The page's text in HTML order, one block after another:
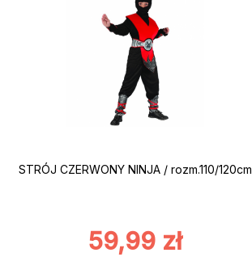
STRÓJ CZERWONY NINJA / rozm.110/120cm
59,99 zł